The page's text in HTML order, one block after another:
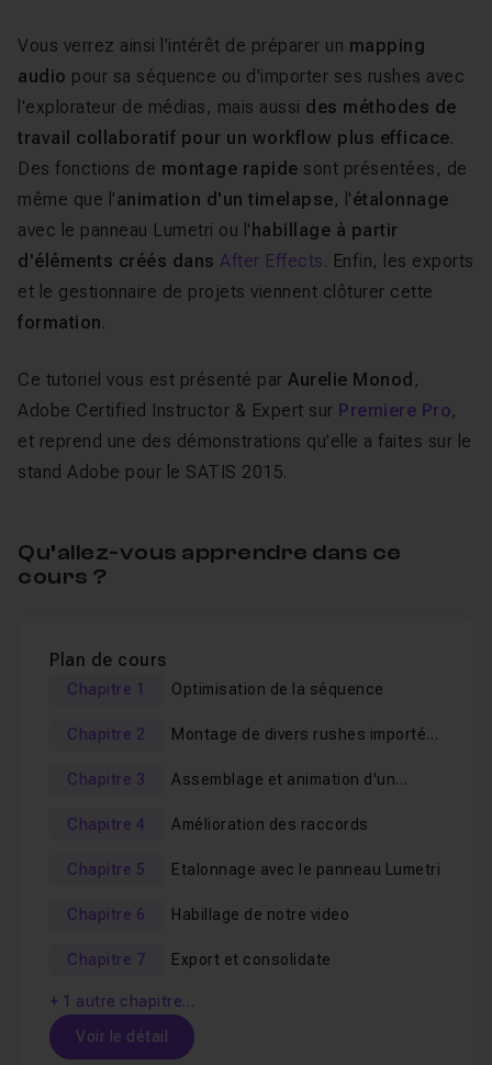
Vous verrez ainsi l'intérêt de préparer un mapping
audio pour sa séquence ou d'importer ses rushes avec
l'explorateur de médias, mais aussi des méthodes de
travail collaboratif pour un workflow plus efficace.
Des fonctions de montage rapide sont présentées, de
même que l'animation d'un timelapse, l'étalonnage
avec le panneau Lumetri ou l' habillage à partir
d'éléments créés dans After Effects. Enfin, les exports
et le gestionnaire de projets viennent clôturer cette
formation.
Ce tutoriel vous est présenté par Aurelie Monod ,
Adobe Certified Instructor & Expert sur Premiere Pro,
et reprend une des démonstrations qu'elle a faites sur le
stand Adobe pour le SATIS 2015.
Qu’allez-vous apprendre dans ce
cours ?
Plan de cours
Chapitre 1 Optimisation de la séquence
Chapitre 2
Montage de divers rushes importés
Chapitre 3
Assemblage et animation d'un
Chapitre 4
Amélioration des raccords
Chapitre 5 Etalonnage avec le panneau Lumetri
Chapitre 6 Habillage de notre video
Chapitre 7 Export et consolidate
+ 1 autre chapitre…
Voir le détail